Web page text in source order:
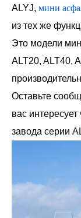
ALYJ, мини
из тех же
Это модели
ALT20, ALT40,
Оставьте
вас
завода серии